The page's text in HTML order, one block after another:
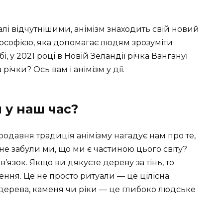
відчутнішими, анімізм знаходить свій новий
яка допомагає людям зрозуміти
у 2021 році в Новій Зеландії річка Вангануї
Ось вам і анімізм у дії.
у наш час?
традиція анімізму нагадує нам про те,
забули ми, що ми є частиною цього світу?
Якщо ви дякуєте дереву за тінь, то
Це не просто ритуали — це цілісна
дерева, каменя чи ріки — це глибоко людське